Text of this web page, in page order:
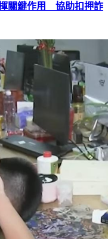
關鍵作用 協助扣押詐